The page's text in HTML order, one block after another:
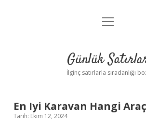
Anasayfa
Yasal Uyarı
menüyü
Günlük
İlginç satırlarla sıradanlığı
En Iyi Karavan Hangi
Tarih: Ekim 12, 2024